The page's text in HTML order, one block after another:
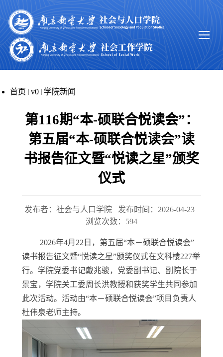
首页 v0 学院新闻
第116期“本-硕联合悦读会”：
第五届“本-硕联合悦读会”读
书报告征文暨“悦读之星”颁奖
仪式
发布者：社会与人口学院
发布时间：2026-04-23
浏览次数： 594
2026年4月22日，第五届“本－硕联合悦读会”
读书报告征文暨“悦读之星”颁奖仪式在文科楼227举
行。学院党委书记戴兆骏，党委副书记、副院长于
景宝，学院关工委周长洪教授和获奖学生共同参加
此次活动。活动由“本－硕联合悦读会”项目负责人
杜伟泉老师主持。